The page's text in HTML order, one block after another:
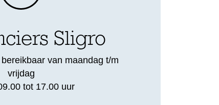
Sligro
van maandag t/m
vrijdag
tot 17.00 uur